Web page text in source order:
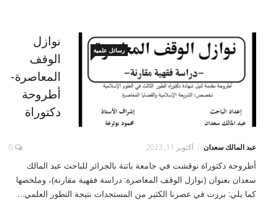
رسائل علمية
نوازل
الوقف
المعاصرة-
أطروحة
دكتوراة
عبد المالك سعدان أكتوبر 11, 2023 0
أطروحة دكتوراة نوقشت في جامعة باتنة بالجزائر للباحث عبد المالك
سعدان بعنوان (نوازل الوقف المعاصرة: دراسة فقهية مقارنة)، وملخصها
كما يلي: برزت في عصرنا الكثير من المستجدات نتيجة التطور العلمي…